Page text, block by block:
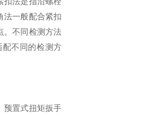
法一般配合紧扣
。不同检测方法
不同的检测方
预置式扭矩扳手